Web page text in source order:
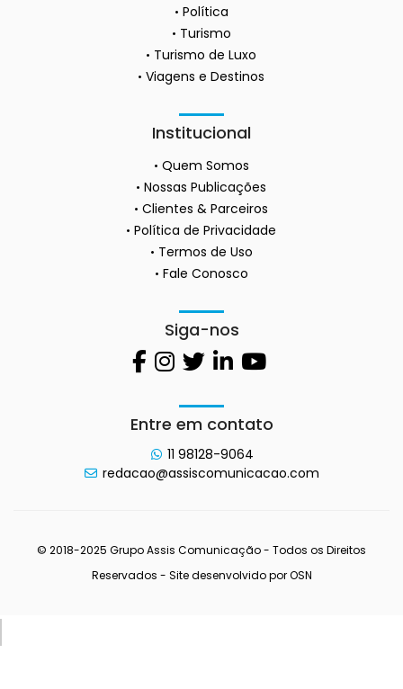
Política
Turismo
Turismo de Luxo
Viagens e Destinos
Institucional
Quem Somos
Nossas Publicações
Clientes & Parceiros
Política de Privacidade
Termos de Uso
Fale Conosco
Siga-nos
Entre em contato
11 98128-9064
redacao@assiscomunicacao.com
© 2018-2025 Grupo Assis Comunicação - Todos os Direitos
Reservados - Site desenvolvido porOSN